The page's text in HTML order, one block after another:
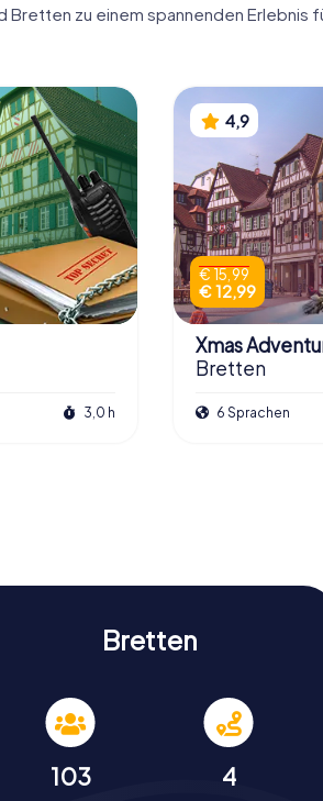
zu einem spannenden Erlebnis
3,0 h
4,9
€ 15,99
€ 12,99
Xmas
Bretten
6 Sprachen
Bretten
103 4